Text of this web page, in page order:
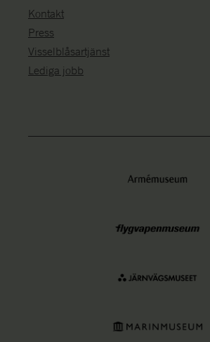
Kontakt
Press
Visselblåsartjänst
Lediga jobb